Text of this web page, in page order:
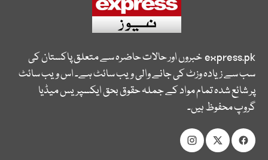
express.pkخبروں اور حالات حاضرہ سے متعلق پاکستان کی
سب سے زیادہ وزٹ کی جانے والی ویب سائٹ ہے۔ اس ویب سائٹ
پر شائع شدہ تمام مواد کے جملہ حقوق بحق ایکسپریس میڈیا
گروپ محفوظ ہیں۔